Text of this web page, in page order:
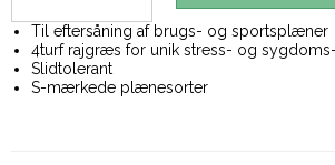
Til eftersåning af brugs- og sportsplæner
4turf rajgræs for unik stress- og
Slidtolerant
S-mærkede plænesorter